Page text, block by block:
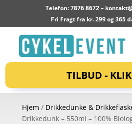
Telefon: 7876 8672 –
Fri Fragt fra kr. 299 og 365
TILBUD -
Hjem / Drikkedunke &
Drikkedunk – 550ml – 100%